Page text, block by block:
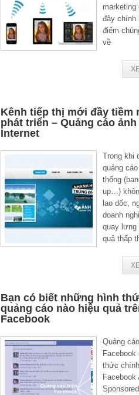
marketing
đây chính
điểm
về
Kênh tiếp thị mới đầy tiềm
phát triển – Quảng cáo ảnh
Internet
Trong khi
quảng
thống
up…)
lao dốc,
doanh
quay lưng
quả thấp
Bạn có biết những hình
quảng cáo nào hiệu quả
Facebook
Quảng
thức
Facebook